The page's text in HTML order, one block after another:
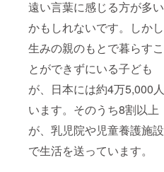
遠い言葉に感じる方が多い
かもしれないです。しかし
生みの親のもとで暮らすこ
とができずにいる子ども
が、日本には約4万5,000人
います。そのうち8割以上
が、乳児院や児童養護施設
で生活を送っています。